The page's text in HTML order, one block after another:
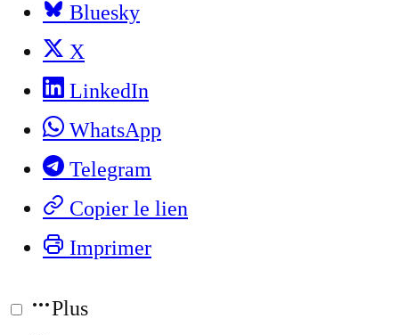
Bluesky
X
LinkedIn
WhatsApp
Telegram
Copier le lien
Imprimer
Plus